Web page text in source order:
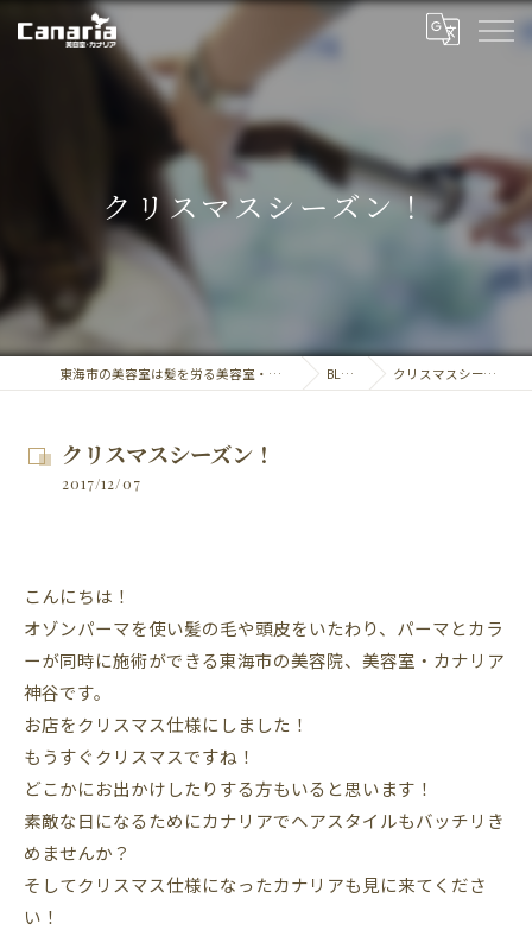
クリスマスシーズン！
東海市の美容室は髪を労る美容室・カナリア BLOG クリスマスシーズン！
クリスマスシーズン！
2017/12/07
こんにちは！
オゾンパーマを使い髪の毛や頭皮をいたわり、パーマとカラ
ーが同時に施術ができる東海市の美容院、美容室・カナリア
神谷です。
お店をクリスマス仕様にしました！
もうすぐクリスマスですね！
どこかにお出かけしたりする方もいると思います！
素敵な日になるためにカナリアでヘアスタイルもバッチリき
めませんか？
そしてクリスマス仕様になったカナリアも見に来てくださ
い！